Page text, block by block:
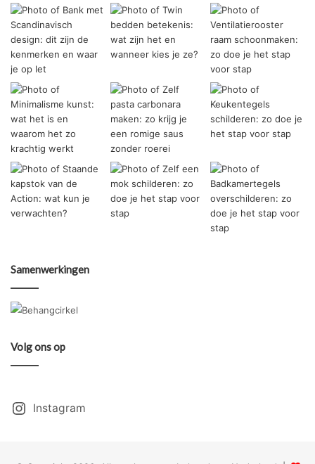
Samenwerkingen
Volg ons op
Instagram